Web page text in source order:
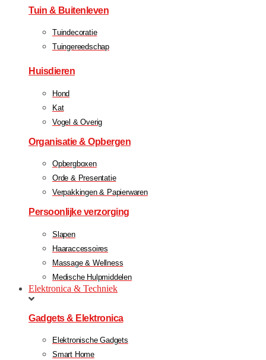
Tuin & Buitenleven
Tuindecoratie
Tuingereedschap
Huisdieren
Hond
Kat
Vogel & Overig
Organisatie & Opbergen
Opbergboxen
Orde & Presentatie
Verpakkingen & Papierwaren
Persoonlijke verzorging
Slapen
Haaraccessoires
Massage & Wellness
Medische Hulpmiddelen
Elektronica & Techniek
Gadgets & Elektronica
Elektronische Gadgets
Smart Home